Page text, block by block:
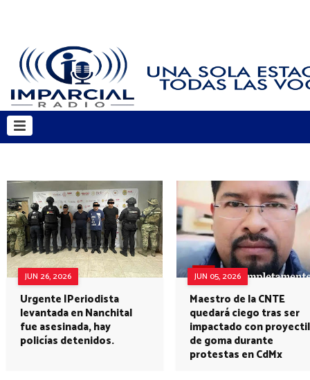
JUN 26, 2026
Urgente |Periodista
levantada en Nanchital
fue asesinada, hay
policías detenidos.
JUN 05, 2026
Maestro de la CNTE
quedará ciego tras ser
impactado con proyectil
de goma durante
protestas en CdMx